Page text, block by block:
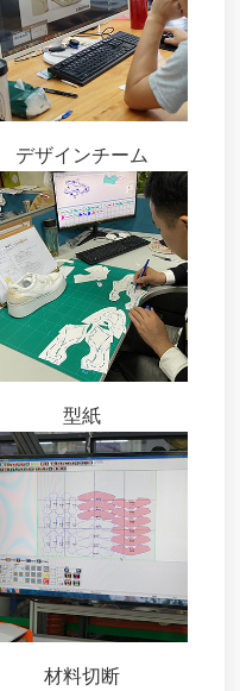
デザインチーム
型紙
材料切断